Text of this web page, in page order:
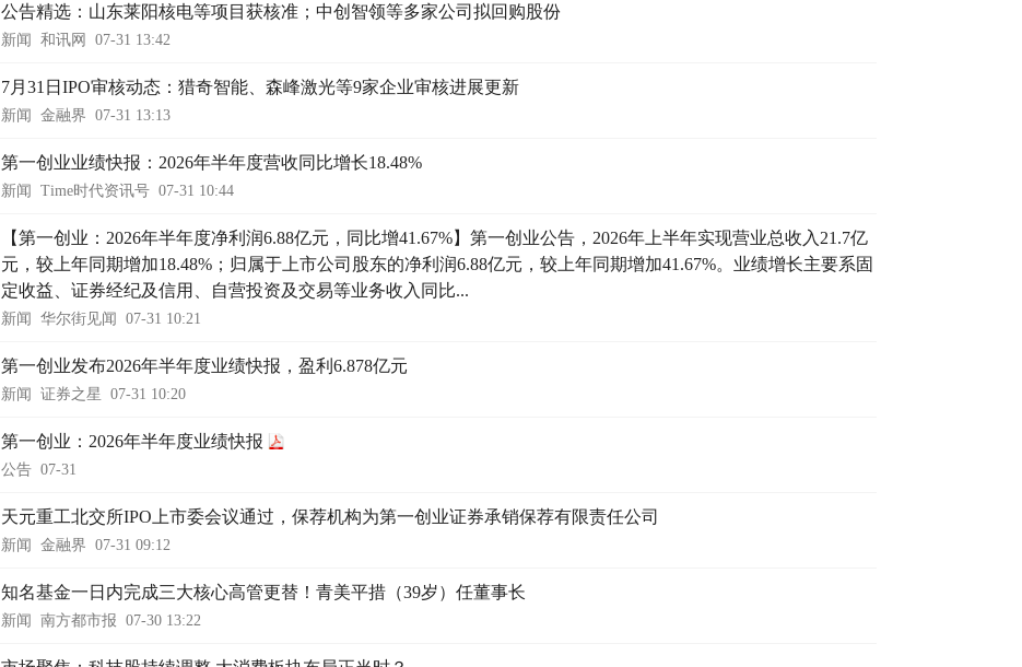
公告精选：山东莱阳核电等项目获核准；中创智领等多家公司拟回购股份
新闻 和讯网 07-31 13:42
7月31日IPO审核动态：猎奇智能、森峰激光等9家企业审核进展更新
新闻 金融界 07-31 13:13
第一创业业绩快报：2026年半年度营收同比增长18.48%
新闻 Time时代资讯号 07-31 10:44
【第一创业：2026年半年度净利润6.88亿元，同比增41.67%】第一创业公告，2026年上半年实现营业总收入21.7亿
元，较上年同期增加18.48%；归属于上市公司股东的净利润6.88亿元，较上年同期增加41.67%。业绩增长主要系固
定收益、证券经纪及信用、自营投资及交易等业务收入同比...
新闻 华尔街见闻 07-31 10:21
第一创业发布2026年半年度业绩快报，盈利6.878亿元
新闻 证券之星 07-31 10:20
第一创业：2026年半年度业绩快报
公告 07-31
天元重工北交所IPO上市委会议通过，保荐机构为第一创业证券承销保荐有限责任公司
新闻 金融界 07-31 09:12
知名基金一日内完成三大核心高管更替！青美平措（39岁）任董事长
新闻 南方都市报 07-30 13:22